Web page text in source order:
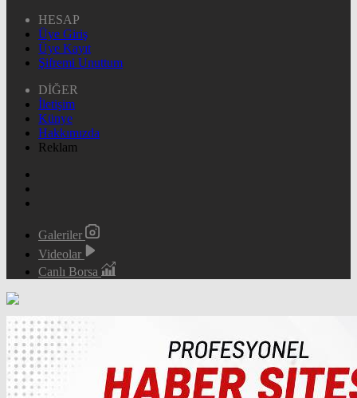
HESAP
Üye Giriş
Üye Kayıt
Şifremi Unuttum
DİĞER
İletişim
Künye
Hakkımızda
Reklam
Galeriler
Videolar
Canlı Borsa